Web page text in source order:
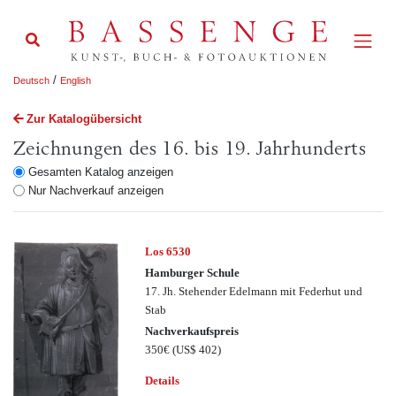
Deutsch / English
Zur Katalogübersicht
Zeichnungen des 16. bis 19. Jahrhunderts
Gesamten Katalog anzeigen
Nur Nachverkauf anzeigen
Los 6530
Hamburger Schule
17. Jh. Stehender Edelmann mit Federhut und
Stab
Nachverkaufspreis
350€(US$ 402)
Details